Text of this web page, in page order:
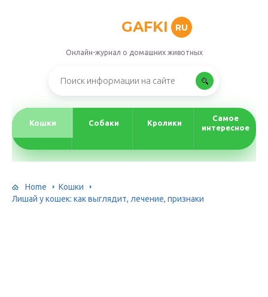
GAFKI RU
Онлайн-журнал о домашних животных
Кошки Собаки Кролики
Самое
интересное
Home
Кошки
Лишай у кошек: как выглядит, лечение, признаки